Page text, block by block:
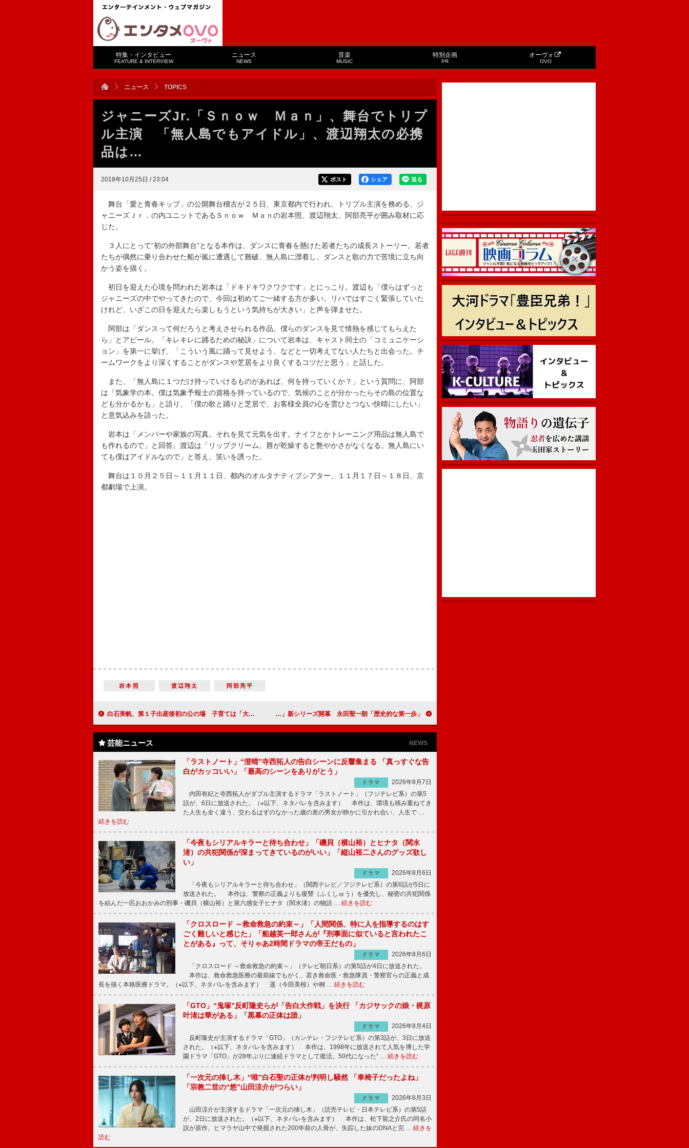
特集・インタビュー
FEATURE & INTERVIEW
ニュース
NEWS
音楽
MUSIC
特別企画
PR
オーヴォ
OVO
ニュース TOPICS
ジャニーズJr.「Ｓｎｏｗ Ｍａｎ」、舞台でトリプ
ル主演 「無人島でもアイドル」、渡辺翔太の必携
品は…
2018年10月25日 / 23:04 送る
シェア
ポスト
舞台「愛と青春キップ」の公開舞台稽古が２５日、東京都内で行われ、トリプル主演を務める、ジ
ャニーズＪｒ．の内ユニットであるＳｎｏｗ Ｍａｎの岩本照、渡辺翔太、阿部亮平が囲み取材に応
じた。
３人にとって“初の外部舞台”となる本作は、ダンスに青春を懸けた若者たちの成長ストーリー。若者
たちが偶然に乗り合わせた船が嵐に遭遇して難破、無人島に漂着し、ダンスと歌の力で苦境に立ち向
かう姿を描く。
初日を迎えた心境を問われた岩本は「ドキドキワクワクです」とにっこり。渡辺も「僕らはずっと
ジャニーズの中でやってきたので、今回は初めてご一緒する方が多い。リハではすごく緊張していた
けれど、いざこの日を迎えたら楽しもうという気持ちが大きい」と声を弾ませた。
阿部は「ダンスって何だろうと考えさせられる作品。僕らのダンスを見て情熱を感じてもらえた
ら」とアピール。「キレキレに踊るための秘訣」について岩本は、キャスト同士の「コミュニケーシ
ョン」を第一に挙げ、「こういう風に踊って見せよう、などと一切考えてない人たちと出会った。チ
ームワークをより深くすることがダンスや芝居をより良くするコツだと思う」と話した。
また、「無人島に１つだけ持っていけるものがあれば、何を持っていくか？」という質問に、阿部
は「気象学の本。僕は気象予報士の資格を持っているので、気候のことが分かったらその島の位置な
ども分かるかも」と語り、「僕の歌と踊りと芝居で、お客様全員の心を雲ひとつない快晴にしたい」
と意気込みを語った。
岩本は「メンバーや家族の写真。それを見て元気を出す。ナイフとかトレーニング用品は無人島で
も作れるので」と回答。渡辺は「リップクリーム。唇が乾燥すると艶やかさがなくなる。無人島にい
ても僕はアイドルなので」と答え、笑いを誘った。
舞台は１０月２５日～１１月１１日、都内のオルタナティブシアター、１１月１７日～１８日、京
都劇場で上演。
岩本照 渡辺翔太 阿部亮平
白石美帆、第１子出産後初の公の場 子育ては「大変だけど毎日が充実」 舞台「銀河英雄伝説」新シリーズ開幕 永田聖一朗「歴史的な第一歩」
芸能ニュース NEWS
「ラストノート」“澄晴”寺西拓人の告白シーンに反響集まる 「真っすぐな告
白がカッコいい」「最高のシーンをありがとう」
ドラマ
2026年8月7日
内田有紀と寺西拓人がダブル主演するドラマ「ラストノート」（フジテレビ系）の第5
話が、6日に放送された。（※以下、ネタバレを含みます） 本作は、環境も積み重ねてき
た人生も全く違う、交わるはずのなかった歳の差の男女が静かに引かれ合い、人生で …
続きを読む
「今夜もシリアルキラーと待ち合わせ」「磯貝（横山裕）とヒナタ（関水
渚）の共犯関係が深まってきているのがいい」「縦山裕二さんのグッズ欲し
い」
ドラマ
2026年8月6日
「今夜もシリアルキラーと待ち合わせ」（関西テレビ／フジテレビ系）の第6話が5日に
放送された。 本作は、警察の正義よりも復讐（ふくしゅう）を優先し、秘密の共犯関係
を結んだ一匹おおかみの刑事・磯貝（横山裕）と第六感女子ヒナタ（関水渚）の物語 … 続きを読む
「クロスロード ～救命救急の約束～」「人間関係、特に人を指導するのはす
ごく難しいと感じた」「船越英一郎さんが『刑事面に似ていると言われたこ
とがある』って、そりゃあ2時間ドラマの帝王だもの」
ドラマ
2026年8月6日
「クロスロード ～救命救急の約束～」（テレビ朝日系）の第5話が4日に放送された。
本作は、救命救急医療の最前線でもがく、若き救命医・救急隊員・警察官らの正義と成
長を描く本格医療ドラマ。（※以下、ネタバレを含みます） 遥（今田美桜）や桐 … 続きを読む
「GTO」“鬼塚”反町隆史らが「告白大作戦」を決行 「カジサックの娘・梶原
叶渚は華がある」「黒幕の正体は誰」
ドラマ
2026年8月4日
反町隆史が主演するドラマ「GTO」（カンテレ・フジテレビ系）の第3話が、3日に放送
された。（※以下、ネタバレを含みます） 本作は、1998年に放送されて人気を博した学
園ドラマ「GTO」が28年ぶりに連続ドラマとして復活。50代になった“ … 続きを読む
「一次元の挿し木」“唯”白石聖の正体が判明し騒然 「車椅子だったよね」
「宗教二世の“悠”山田涼介がつらい」
ドラマ
2026年8月3日
山田涼介が主演するドラマ「一次元の挿し木」（読売テレビ・日本テレビ系）の第5話
が、2日に放送された。（※以下、ネタバレを含みます） 本作は、松下龍之介氏の同名小
説が原作。ヒマラヤ山中で発掘された200年前の人骨が、失踪した妹のDNAと完 … 続きを
読む